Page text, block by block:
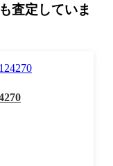
査定していま